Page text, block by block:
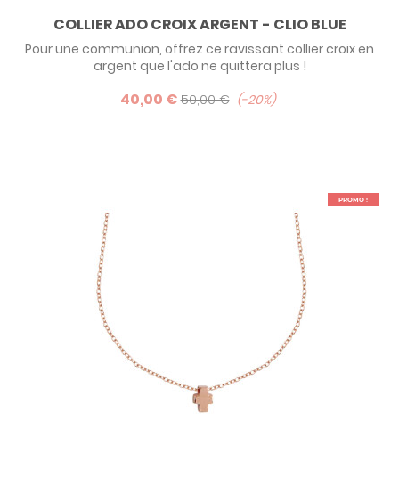
COLLIER ADO CROIX ARGENT - CLIO BLUE
Pour une communion, offrez ce ravissant collier croix en
argent que l'ado ne quittera plus !
40,00 €50,00 € -20%
PROMO !